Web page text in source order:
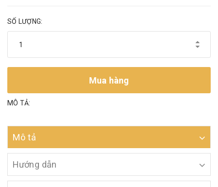
SỐ LƯỢNG:
Mua hàng
MÔ TẢ:
Mô tả
Hướng dẫn